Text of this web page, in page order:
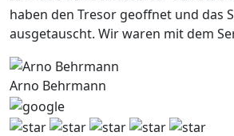
haben den Tresor geoffnet und das
ausgetauscht. Wir waren mit dem
Arno Behrmann